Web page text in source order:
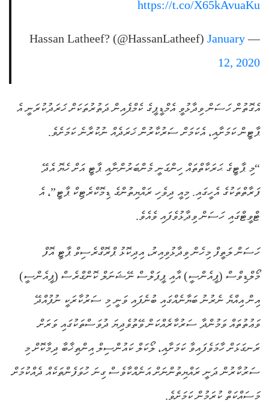
https://t.co/X65kAvuaKu
— Hassan Latheef? (@HassanLatheef)
January
12, 2020
އެގޮތުން ހަސަން ވިދާޅުވީ އެމްޑީޕީގެ ކެމްޕެއިން ދަތުރުތަކަށް ޚަރަދުކުރަނީ އެ
ޕާޓީން ކަމަށާއި، އެކަމަށް ސަރުކާރުން ޚަރަދެއް ނުކުރާނެ ކަމަށެވެ.
“މި ޕާޓީގެ ޙަރަކާތްތައް ހިންގަނީ މެންބަރުންނާއި ޕާޓީ އަށް ހެޔޮ އެދޭ
ފަރާތްތަކުގެ އެހީގައި. މިއީ ދިވެހި ރައްޔިތުންގެ ޑިމޮކްރެޓިކް ޕާޓީ”، އެ
ޓްވީޓްގައި ހަސަން ވިދާޅުވެފައި ވެއެވެ.
ހަސަން ލަތީފް މިހެން ވިދާޅުވިއިރު، އިދިކޮޅު ޕްރޮގްރެސިވް ޕާޓީ އޮފް
މޯލްޑިވްސް (ޕީއެންސީ) އާއި ޕީޕަލްސް ނޭޝަނަލް ކޮންގްރެސް (ޕީއެންސީ)
އިން އިއްޔެ ނެރުނު ބަޔާނެއްގައި ބުނެފައި ވަނީ މި ސަރުކާރަކީ ނުފުއްދޭ
ވަޢުތުތައް ވަމުންދާ ސަރުކާރެއްކަން ވޭތުވެދިޔަ ދުވަސްތަކުގައި ވަރަށް
ރަނގަޅަށް ހާމަވެފައިވާ ކަމަށާއި، ލޯކަލް ކައުންސިލް އިންތިޚާބާ ދިމާކޮށް މި
ސަރުކާރުން ދަނީ ރައްޔިތުންނަށް އަނެއްކާވެސް ގިނަ ހުވަފެންތަކެއް ދެއްކުމަށް
މަސައްކަތް ކުރަމުން ކަމަށެވެ.